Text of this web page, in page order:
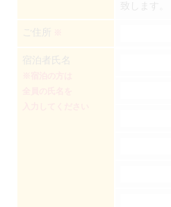
致します。
ご住所
宿泊者氏名